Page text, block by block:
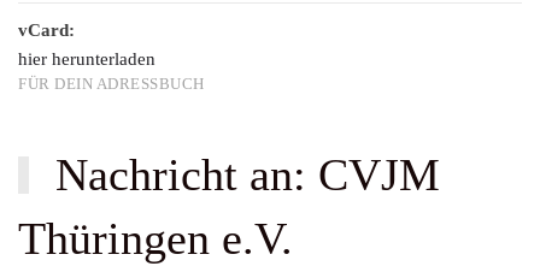
vCard:
hier herunterladen
FÜR DEIN ADRESSBUCH
Nachricht an: CVJM
Thüringen e.V.